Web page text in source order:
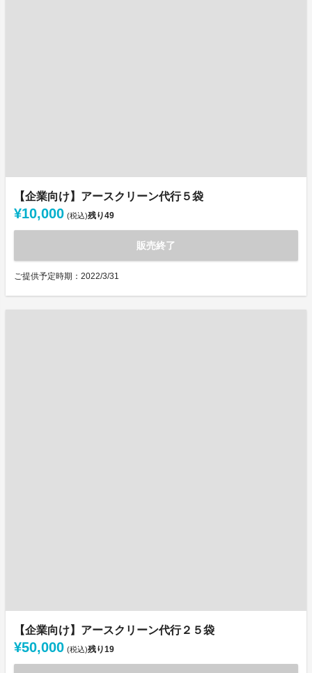
【企業向け】アースクリーン代行５袋
¥10,000 (税込)残り49
販売終了
ご提供予定時期：2022/3/31
【企業向け】アースクリーン代行２５袋
¥50,000 (税込)残り19